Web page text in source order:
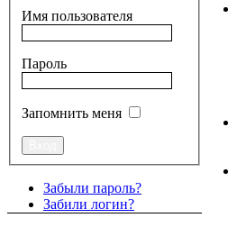
Имя пользователя
Пароль
Запомнить меня
Забыли пароль?
Забили логин?